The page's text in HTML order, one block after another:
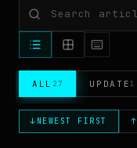
ALL 27 UPDATE1
↓ NEWEST FIRST ↑